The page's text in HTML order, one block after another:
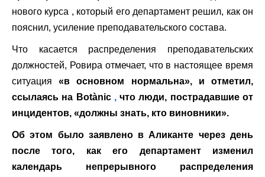
нового курса , который его департамент решил, как он
пояснил, усиление преподавательского состава.
Что касается распределения преподавательских
должностей, Ровира отмечает, что в настоящее время
ситуация«в основном нормальна», и отметил,
ссылаясь на Botànic ,что люди, пострадавшие от
инцидентов, «должны знать, кто виновники».
Об этом было заявлено в Аликанте через день
после того, как его департамент изменил
календарь непрерывного распределения